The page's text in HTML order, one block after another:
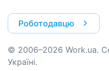
Роботодавцю
© 2006–2026 Work.ua.
Україні.